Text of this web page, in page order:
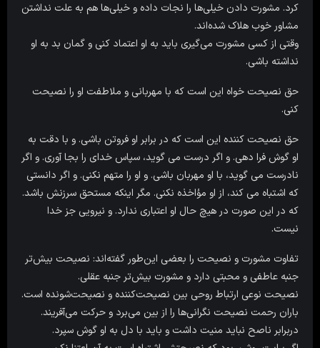
کرد. مشورت دادن خیلی‌ها را نجات داده و خیلی‌ها هم به علت نداشتن
مشاور خوب هلاک شده‌اند.
وقتی از کسی مشورت می‌گیری باید به او اعتماد کنی و گمان بد به او
نداشته باشی.
حق نصیحت خواه این است که با مهربانى و ملاطفت او را نصیحت
کنى.
حق نصیحت کننده این است که در برابر او فروتن باشی. و با دقت به
او گوش فرا دهی. و اگر درست مى گوید، سپاس خداى را بجا آوری. و اگر
نادرست مى گوید، با او مهربان باشی. و او را متهم نکنی. و اگر دانستى
که اشتباه مى کند، از او مؤاخذه نکنی. مگر اینکه مستحق سرزنش باشد.
که در این صورت در هیچ حال او اعتبارى ندارد. و نیرویى جز خدا
نیست.
تفاوت مشورت و نصیحت را بعضی این‌طور گفته‌اند:‌ نصیحت بیش‌تر
جنبه عاطفی و محبتی دارد و مشورت بیش‌تر جنبه عقلی.
نصیحت نوعی ارتباط روحی بین نصیحت‌کننده و نصیحت‌شونده است.
باران رحمت نصیحت نگرانی‌ها را از بین می‌برد و حرکت می‌آفریند.
دربرابر ناصح نباید منیت داشت و باید با دل به او گوش سپرد.